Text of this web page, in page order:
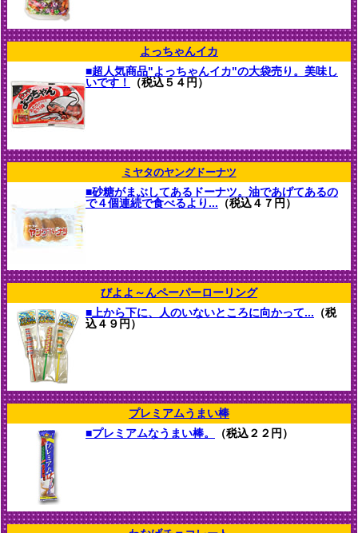
よっちゃんイカ
■超人気商品"よっちゃんイカ"の大袋売り。美味し
いです！
（税込５４円）
ミヤタのヤングドーナツ
■砂糖がまぶしてあるドーナツ。油であげてあるの
で４個連続で食べるより... （税込４７円）
びよよ～んペーパーローリング
■上から下に、人のいないところに向かって... （税
込４９円）
プレミアムうまい棒
■プレミアムなうまい棒。
（税込２２円）